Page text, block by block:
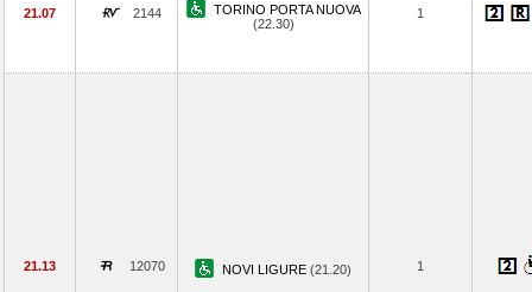
21.07 2144
TORINO PORTA NUOVA
(22.30)
1
21.13 12070 NOVI LIGURE (21.20) 1